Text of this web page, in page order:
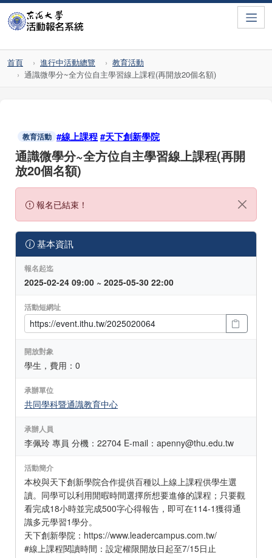
首頁 進行中活動總覽
教育活動
通識微學分~全方位自主學習線上課程(再開放20個名額)
教育活動 #線上課程#天下創新學院
通識微學分~全方位自主學習線上課程(再開
放20個名額)
報名已結束！
基本資訊
報名起迄
2025-02-24 09:00 ~ 2025-05-30 22:00
活動短網址
開放對象
學生，費用：0
承辦單位
共同學科暨通識教育中心
承辦人員
李佩玲 專員 分機：22704 E-mail：apenny@thu.edu.tw
活動簡介
本校與天下創新學院合作提供百種以上線上課程供學生選
讀。同學可以利用閒暇時間選擇所想要進修的課程；只要觀
看完成18小時並完成500字心得報告，即可在114-1獲得通
識多元學習1學分。
天下創新學院：https://www.leadercampus.com.tw/
#線上課程閱讀時間：設定權限開放日起至7/15日止